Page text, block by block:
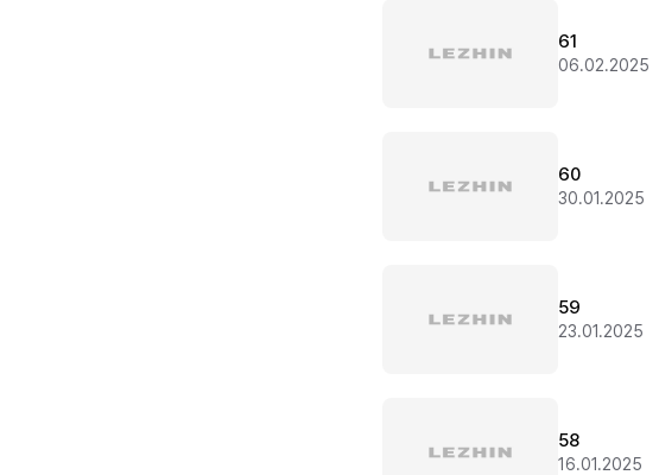
61
06.02.2025
60
30.01.2025
59
23.01.2025
58
16.01.2025